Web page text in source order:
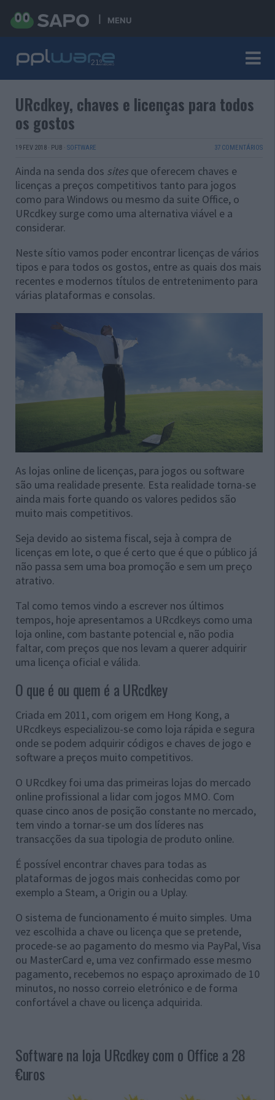
MENU
URcdkey, chaves e licenças para todos
os gostos
19 FEV 2018 · PUB · SOFTWARE 37 COMENTÁRIOS
Ainda na senda dos sites que oferecem chaves e
licenças a preços competitivos tanto para jogos
como para Windows ou mesmo da suite Office, o
URcdkey surge como uma alternativa viável e a
considerar.
Neste sítio vamos poder encontrar licenças de vários
tipos e para todos os gostos, entre as quais dos mais
recentes e modernos títulos de entretenimento para
várias plataformas e consolas.
As lojas online de licenças, para jogos ou software
são uma realidade presente. Esta realidade torna-se
ainda mais forte quando os valores pedidos são
muito mais competitivos.
Seja devido ao sistema fiscal, seja à compra de
licenças em lote, o que é certo que é que o público já
não passa sem uma boa promoção e sem um preço
atrativo.
Tal como temos vindo a escrever nos últimos
tempos, hoje apresentamos a URcdkeys como uma
loja online, com bastante potencial e, não podia
faltar, com preços que nos levam a querer adquirir
uma licença oficial e válida.
O que é ou quem é a URcdkey
Criada em 2011, com origem em Hong Kong, a
URcdkeys especializou-se como loja rápida e segura
onde se podem adquirir códigos e chaves de jogo e
software a preços muito competitivos.
O URcdkey foi uma das primeiras lojas do mercado
online profissional a lidar com jogos MMO. Com
quase cinco anos de posição constante no mercado,
tem vindo a tornar-se um dos líderes nas
transacções da sua tipologia de produto online.
É possível encontrar chaves para todas as
plataformas de jogos mais conhecidas como por
exemplo a Steam, a Origin ou a Uplay.
O sistema de funcionamento é muito simples. Uma
vez escolhida a chave ou licença que se pretende,
procede-se ao pagamento do mesmo via PayPal, Visa
ou MasterCard e, uma vez confirmado esse mesmo
pagamento, recebemos no espaço aproximado de 10
minutos, no nosso correio eletrónico e de forma
confortável a chave ou licença adquirida.
Software na loja URcdkey com o Office a 28
€uros